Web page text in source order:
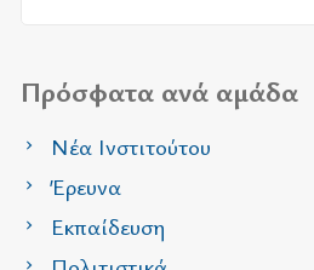
Πρόσφατα ανά αμάδα
Νέα Ινστιτούτου
Έρευνα
Εκπαίδευση